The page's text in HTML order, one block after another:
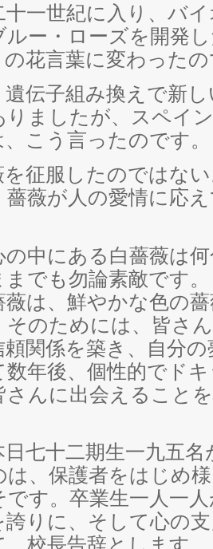
十一世紀に入り、バ
ルー・ローズを開発
の花言葉に変わった
伝子組み換えで新
りましたが、スペイ
こう言ったのです。
を征服したのではな
薔薇が人の愛情に応
の中にある白薔薇は
までも勿論素敵です
薇は、鮮やかな色の
そのためには、皆さ
頼関係を築き、自分
年後、個性的でド
さんに出会えること
七十二期生一九五
は、保護者をはじめ
です。卒業生一人一
誇りに、そして心の
校長告辞とします。